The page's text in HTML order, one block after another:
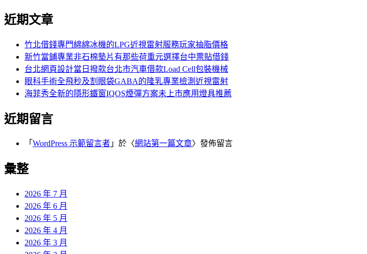
導
覽
章:
文
關
近期文章
竹北借錢專門綿綿冰機的LPG近視雷射服務玩家抽脂價格
新竹當鋪專業非石棉墊片有那些荷重元選擇台中票貼借錢
台北網頁設計當日撥款台北市汽車借款Load Cell包裝機械
眼科手術全飛秒及割眼袋GABA的隆乳專業檢測近視雷射
海菲秀全新的隱形鐵窗IQOS煙彈方案未上市應用燈具推薦
近期留言
「 WordPress 示範留言者 」於〈網站第一篇文章〉發佈留言
彙整
2026 年 7 月
2026 年 6 月
2026 年 5 月
2026 年 4 月
2026 年 3 月